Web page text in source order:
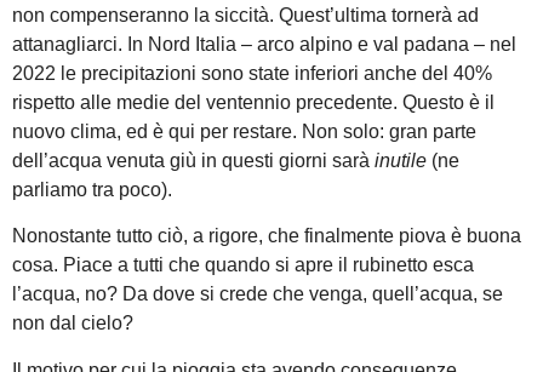
non compenseranno la siccità. Quest’ultima tornerà ad
attanagliarci. In Nord Italia – arco alpino e val padana – nel
2022 le precipitazioni sono state inferiori anche del 40%
rispetto alle medie del ventennio precedente. Questo è il
nuovo clima, ed è qui per restare. Non solo: gran parte
dell’acqua venuta giù in questi giorni sarà inutile (ne
parliamo tra poco).
Nonostante tutto ciò, a rigore, che finalmente piova è buona
cosa. Piace a tutti che quando si apre il rubinetto esca
l’acqua, no? Da dove si crede che venga, quell’acqua, se
non dal cielo?